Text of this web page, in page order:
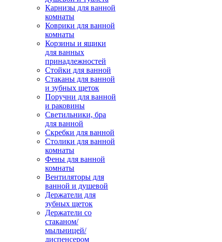
Карнизы для ванной
комнаты
Коврики для ванной
комнаты
Корзины и ящики
для ванных
принадлежностей
Стойки для ванной
Стаканы для ванной
и зубных щеток
Поручни для ванной
и раковины
Светильники, бра
для ванной
Скребки для ванной
Столики для ванной
комнаты
Фены для ванной
комнаты
Вентиляторы для
ванной и душевой
Держатели для
зубных щеток
Держатели со
стаканом/
мыльницей/
диспенсером